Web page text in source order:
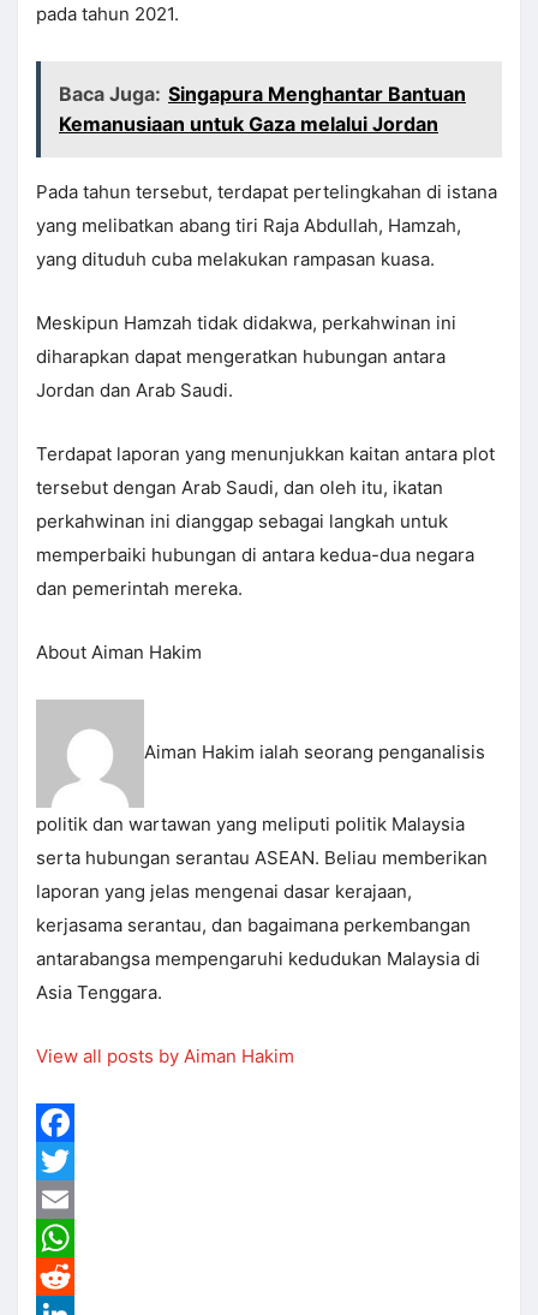
pada tahun 2021.
Baca Juga: Singapura Menghantar Bantuan
Kemanusiaan untuk Gaza melalui Jordan
Pada tahun tersebut, terdapat pertelingkahan di istana
yang melibatkan abang tiri Raja Abdullah, Hamzah,
yang dituduh cuba melakukan rampasan kuasa.
Meskipun Hamzah tidak didakwa, perkahwinan ini
diharapkan dapat mengeratkan hubungan antara
Jordan dan Arab Saudi.
Terdapat laporan yang menunjukkan kaitan antara plot
tersebut dengan Arab Saudi, dan oleh itu, ikatan
perkahwinan ini dianggap sebagai langkah untuk
memperbaiki hubungan di antara kedua-dua negara
dan pemerintah mereka.
About Aiman Hakim
Aiman Hakim ialah seorang penganalisis
politik dan wartawan yang meliputi politik Malaysia
serta hubungan serantau ASEAN. Beliau memberikan
laporan yang jelas mengenai dasar kerajaan,
kerjasama serantau, dan bagaimana perkembangan
antarabangsa mempengaruhi kedudukan Malaysia di
Asia Tenggara.
View all posts by Aiman Hakim
Facebook
Twitter
Email
WhatsApp